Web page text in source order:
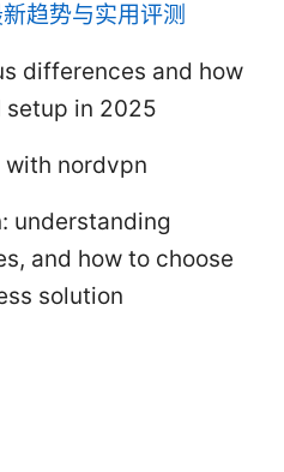
趋势与实用评测
differences and how
setup in 2025
with nordvpn
understanding
and how to choose
solution